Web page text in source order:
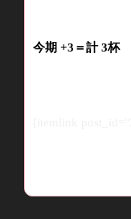
今期 +3 ＝計3杯